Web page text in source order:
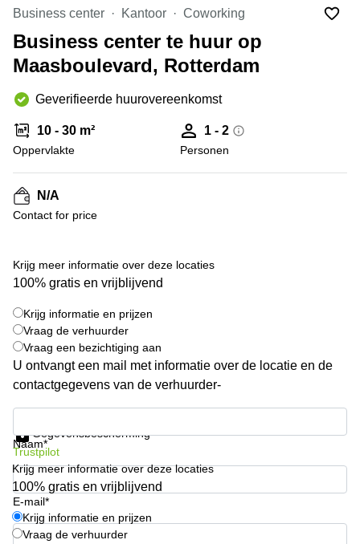
Hengelo
Hilversum
Hoofddorp
Deventer
Rotterdam
Tiel
Zwolle
Bodegraven-
Reeuwijk
Business
center
Arnhem
Business
Amsterdam
Westpoort
Business
center
Hilversum
Den
Haag
space
Breda
Coworking
Arnhem
Coworking
space
Hilversum
Coworking
space
Zwolle
Business center Kantoor Coworking
Business center te huur op
Maasboulevard, Rotterdam
Geverifieerde huurovereenkomst
10 - 30 m²
Oppervlakte
1 - 2
Personen
N/A
Contact for price
Krijg meer informatie over deze locaties
100% gratis en vrijblijvend
Krijg informatie en prijzen
Vraag de verhuurder
Vraag een bezichtiging aan
U ontvangt een mail met informatie over de locatie en de
contactgegevens van de verhuurder-
Naam*
E-mail*
Gegevensbescherming
Trustpilot
Krijg meer informatie over deze locaties
100% gratis en vrijblijvend
Krijg informatie en prijzen
Vraag de verhuurder